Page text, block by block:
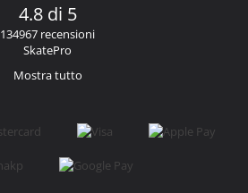
4.8 di 5
134967 recensioni
SkatePro
Mostra tutto